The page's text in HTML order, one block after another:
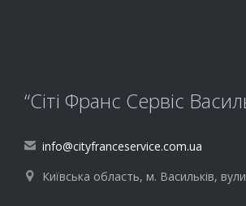
“Сіті Франс Сервіс
 info@cityfranceservice.com.ua
 Київська область, м. Васильків,